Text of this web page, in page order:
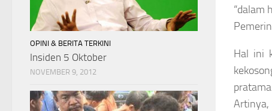
“dalam
Hal ini
Artinya,
OPINI & BERITA TERKINI
Insiden 5 Oktober
NOVEMBER 9, 2012